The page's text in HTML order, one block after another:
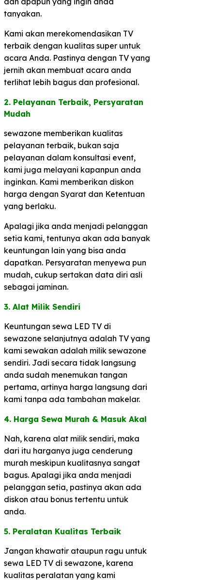
tanyakan.
Kami akan merekomendasikan TV
terbaik dengan kualitas super untuk
acara Anda. Pastinya dengan TV yang
jernih akan membuat acara anda
terlihat lebih bagus dan profesional.
2. Pelayanan Terbaik, Persyaratan
Mudah​
sewazone memberikan kualitas
pelayanan terbaik, bukan saja
pelayanan dalam konsultasi event,
kami juga melayani kapanpun anda
inginkan. Kami memberikan diskon
harga dengan Syarat dan Ketentuan
yang berlaku.
Apalagi jika anda menjadi pelanggan
setia kami, tentunya akan ada banyak
keuntungan lain yang bisa anda
dapatkan. Persyaratan menyewa pun
mudah, cukup sertakan data diri asli
sebagai jaminan.
3. Alat Milik Sendiri​
Keuntungan sewa LED TV di
sewazone selanjutnya adalah TV yang
kami sewakan adalah milik sewazone
sendiri. Jadi secara tidak langsung
anda sudah menemukan tangan
pertama, artinya harga langsung dari
kami tanpa ada tambahan makelar.
​4. Harga Sewa Murah & Masuk Akal​
Nah, karena alat milik sendiri, maka
dari itu harganya juga cenderung
murah meskipun kualitasnya sangat
bagus. Apalagi jika anda menjadi
pelanggan setia, pastinya akan ada
diskon atau bonus tertentu untuk
anda.
5. Peralatan Kualitas Terbaik​
Jangan khawatir ataupun ragu untuk
sewa LED TV di sewazone, karena
kualitas peralatan yang kami